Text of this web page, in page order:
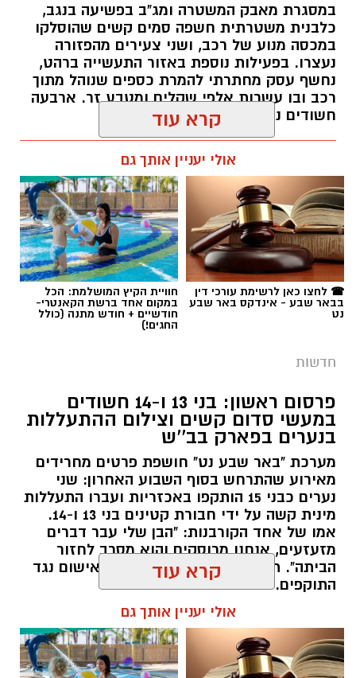
במסגרת מאבק המשטרה ומג"ב בפשיעה בנגב,
כלבנית משטרתית חשפה סמים קשים שהוסלקו
במכסה מנוע של רכב, ושני צעירים מהפזורה
נעצרו. בפעילות נוספת באזור התעשייה ברהט,
נחשף עסק מחתרתי להמרת כספים שנוהל מתוך
רכב ובו עשרות אלפי שקלים ומטבע זר. ארבעה
חשודים נעצרו בסך הכל.
תגים:משטרה
קרדיט: משטרת ישראל
שוטרי המחוז הדרומי ולוחמי המשמר הלאומי של
מג"ב ממשיכים להנחית מכות על תשתיות
הפשיעה בנגב, עם שתי תפיסות משמעותיות
ביממות האחרונות. במסגרת פעילות סמויה
שנערכה על ידי כוחות מג"ב יחד עם שוטרי ימ"ר
דרום, אותר רכב חשוד בצומת בית קמה.
קרא עוד
אולי יעניין אותך גם
☎ לחצו כאן לרשימת עורכי דין
בבאר שבע - אינדקס באר שבע
נט
חוויית הקיץ המושלמת: הכל
במקום אחד ברשת הקאנטרי-
חודשיים + חודש מתנה (כולל
החגים!)
חדשות
פרסום ראשון: בני 13 ו-14 חשודים
במעשי סדום קשים וצילום ההתעללות
בנערים בפארק בב''ש
מערכת "באר שבע נט" חושפת פרטים מחרידים
מאירוע שהתרחש בסוף השבוע האחרון: שני
נערים כבני 15 הותקפו באכזריות ועברו התעללות
מינית קשה על ידי חבורת קטינים בני 13 ו-14.
אמו של אחד הקורבנות: "הבן שלי עבר דברים
מזעזעים, אנחנו מרוסקים והוא מסרב לחזור
הביתה". תוך ימים ספורים: צפוי כתב אישום נגד
התוקפים.
קרא עוד
אולי יעניין אותך גם